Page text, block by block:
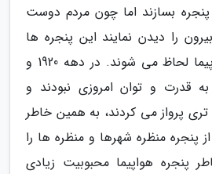
پنجره بسازند اما چون مردم دوست
را دیدن نمایند این پنجره ها
همچنان در کابین هواپیما لحاظ می شوند. در دهه 1920 و
به قدرت و توان امروزی نبودند و
تری پرواز می کردند، به همین خاطر
پنجره منظره شهرها و منظره ها را
پنجره هواپیما محبوبیت زیادی